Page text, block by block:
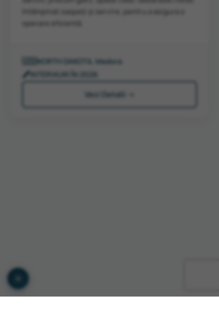
NORTH DAKOTA, Medora
🖋️INTERVIURI ÎN 2026
Vezi Detalii →